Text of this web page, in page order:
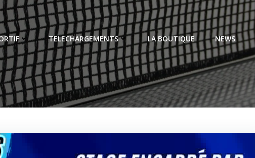
TELECHARGEMENTS LA BOUTIQUE NEWS